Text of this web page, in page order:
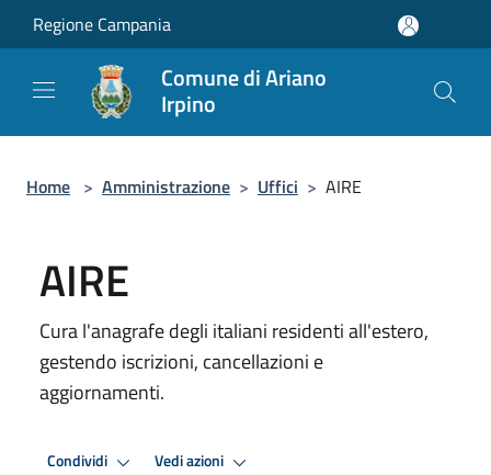
Salta al contenuto principale
Regione Campania
Comune di Ariano
Irpino
Home > Amministrazione > Uffici > AIRE
AIRE
Cura l'anagrafe degli italiani residenti all'estero,
gestendo iscrizioni, cancellazioni e
aggiornamenti.
Condividi Vedi azioni